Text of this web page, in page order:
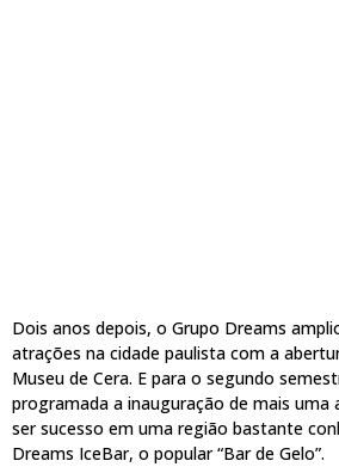
Dois anos depois, o Grupo Dreams
atrações na cidade paulista com a
Museu de Cera. E para o segundo
programada a inauguração de mais
ser sucesso em uma região bastante
Dreams IceBar, o popular “Bar de Gelo”.